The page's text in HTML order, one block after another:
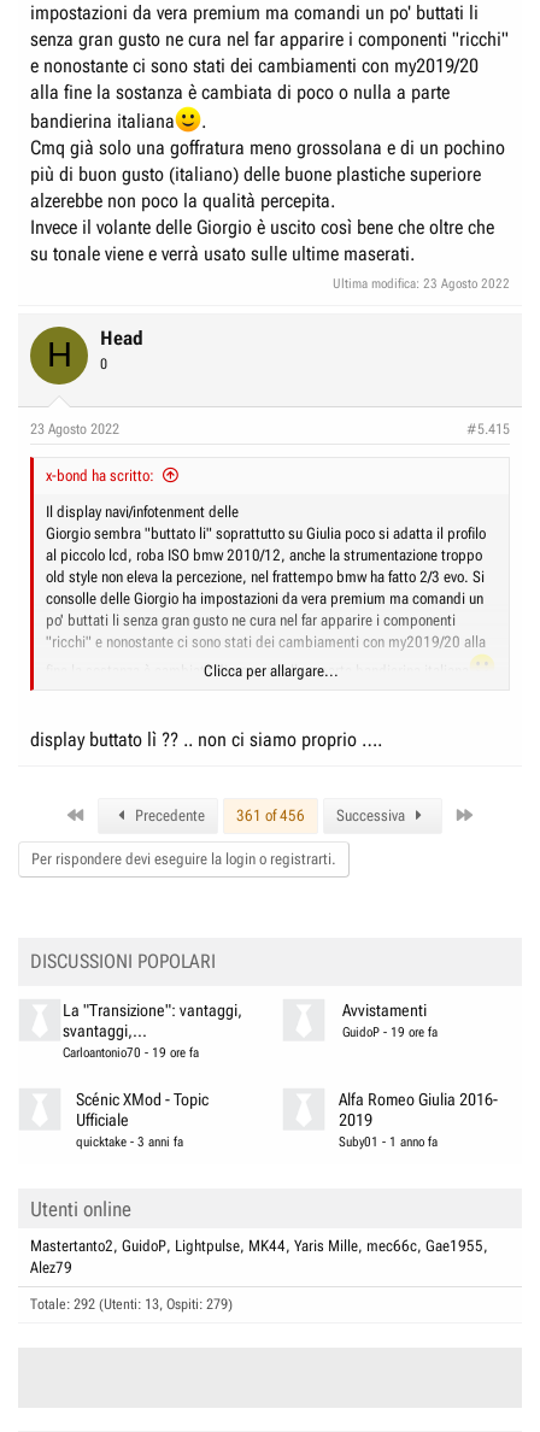
impostazioni da vera premium ma comandi un po' buttati li
senza gran gusto ne cura nel far apparire i componenti "ricchi"
e nonostante ci sono stati dei cambiamenti con my2019/20
alla fine la sostanza è cambiata di poco o nulla a parte
bandierina italiana
.
Cmq già solo una goffratura meno grossolana e di un pochino
più di buon gusto (italiano) delle buone plastiche superiore
alzerebbe non poco la qualità percepita.
Invece il volante delle Giorgio è uscito così bene che oltre che
su tonale viene e verrà usato sulle ultime maserati.
Ultima modifica: 23 Agosto 2022
H Head
0
23 Agosto 2022 #5.415
x-bond ha scritto:
Il display navi/infotenment delle
Giorgio sembra "buttato li" soprattutto su Giulia poco si adatta il profilo
al piccolo lcd, roba ISO bmw 2010/12, anche la strumentazione troppo
old style non eleva la percezione, nel frattempo bmw ha fatto 2/3 evo. Si
consolle delle Giorgio ha impostazioni da vera premium ma comandi un
po' buttati li senza gran gusto ne cura nel far apparire i componenti
"ricchi" e nonostante ci sono stati dei cambiamenti con my2019/20 alla
fine la sostanza è cambiata di poco o nulla a parte bandierina italiana
gusto (italiano) delle buone plastiche superiore alzerebbe non poco la
viene e verrà usato sulle ultime maserati.
Clicca per allargare...
display buttato lì ?? .. non ci siamo proprio ….
Precedente 361 of 456 Successiva
Per rispondere devi eseguire la login o registrarti.
DISCUSSIONI POPOLARI
La "Transizione": vantaggi,
svantaggi,...
Carloantonio70 - 19 ore fa
Avvistamenti
GuidoP - 19 ore fa
Scénic XMod - Topic
Ufficiale
quicktake -3 anni fa
Alfa Romeo Giulia 2016-
2019
Suby01 - 1 anno fa
Utenti online
Mastertanto2 GuidoP Lightpulse MK44 Yaris Mille mec66c Gae1955
Alez79
Totale: 292 (Utenti: 13, Ospiti: 279)